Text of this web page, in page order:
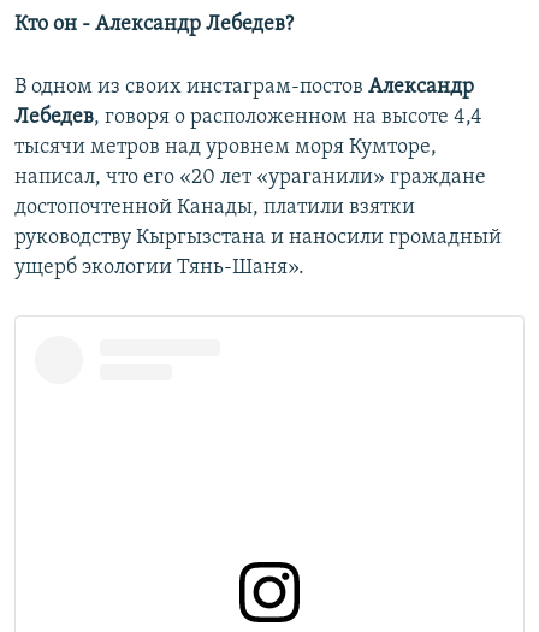
Кто он - Александр Лебедев?
В одном из своих инстаграм-постов Александр
Лебедев, говоря о расположенном на высоте 4,4
тысячи метров над уровнем моря Кумторе,
написал, что его «20 лет «ураганили» граждане
достопочтенной Канады, платили взятки
руководству Кыргызстана и наносили громадный
ущерб экологии Тянь-Шаня».